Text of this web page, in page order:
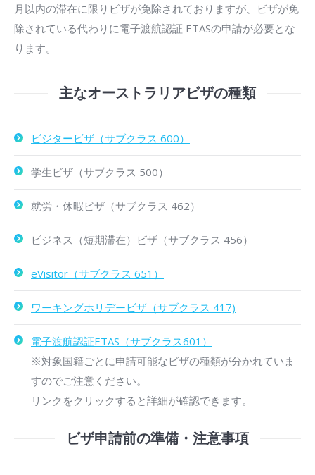
月以内の滞在に限りビザが免除されておりますが、ビザが免
除されている代わりに電子渡航認証 ETASの申請が必要とな
ります。
主なオーストラリアビザの種類
ビジタービザ（サブクラス 600）
学生ビザ（サブクラス 500）
就労・休暇ビザ（サブクラス 462）
ビジネス（短期滞在）ビザ（サブクラス 456）
eVisitor（サブクラス 651）
ワーキングホリデービザ（サブクラス 417)
電子渡航認証ETAS（サブクラス601）
※対象国籍ごとに申請可能なビザの種類が分かれていま
すのでご注意ください。
リンクをクリックすると詳細が確認できます。
ビザ申請前の準備・注意事項